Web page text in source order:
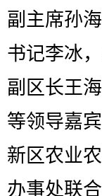
副主席孙
书记李冰
副区长王
等领导嘉
新区农业
办事处联